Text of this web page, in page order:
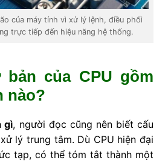
của máy tính vì xử lý lệnh, điều phối
trực tiếp đến hiệu năng hệ thống.
của CPU gồm
nào?
gì, người đọc cũng nên biết cấu
lý trung tâm. Dù CPU hiện đại
tạp, có thể tóm tắt thành một